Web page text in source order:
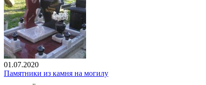
01.07.2020
Памятники из камня на могилу